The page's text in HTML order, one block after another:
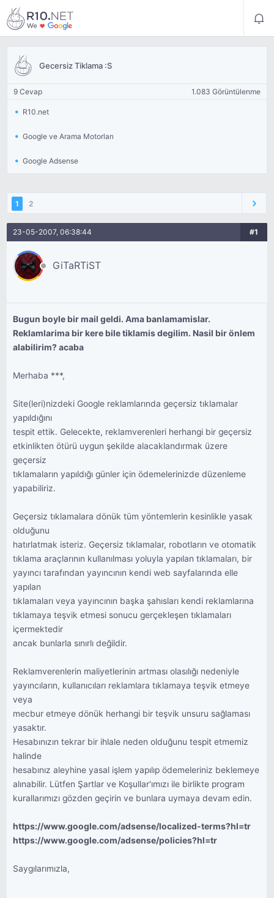
Gecersiz Tiklama :S
9 Cevap 1.083 Görüntülenme
R10.net
Google ve Arama Motorları
Google Adsense
1 2
23-05-2007, 06:38:44 #1
GiTaRTiST
Bugun boyle bir mail geldi. Ama banlamamislar.
Reklamlarima bir kere bile tiklamis degilim. Nasil bir önlem
alabilirim? acaba
Merhaba ***,
Site(leri)nizdeki Google reklamlarında geçersiz tıklamalar
yapıldığını
tespit ettik. Gelecekte, reklamverenleri herhangi bir geçersiz
etkinlikten ötürü uygun şekilde alacaklandırmak üzere
geçersiz
tıklamaların yapıldığı günler için ödemelerinizde düzenleme
yapabiliriz.
Geçersiz tıklamalara dönük tüm yöntemlerin kesinlikle yasak
olduğunu
hatırlatmak isteriz. Geçersiz tıklamalar, robotların ve otomatik
tıklama araçlarının kullanılması yoluyla yapılan tıklamaları, bir
yayıncı tarafından yayıncının kendi web sayfalarında elle
yapılan
tıklamaları veya yayıncının başka şahısları kendi reklamlarına
tıklamaya teşvik etmesi sonucu gerçekleşen tıklamaları
içermektedir
ancak bunlarla sınırlı değildir.
Reklamverenlerin maliyetlerinin artması olasılığı nedeniyle
yayıncıların, kullanıcıları reklamlara tıklamaya teşvik etmeye
veya
mecbur etmeye dönük herhangi bir teşvik unsuru sağlaması
yasaktır.
Hesabınızın tekrar bir ihlale neden olduğunu tespit etmemiz
halinde
hesabınız aleyhine yasal işlem yapılıp ödemeleriniz beklemeye
alınabilir. Lütfen Şartlar ve Koşullar'ımızı ile birlikte program
kurallarımızı gözden geçirin ve bunlara uymaya devam edin.
https://www.google.com/adsense/localized-terms?hl=tr
https://www.google.com/adsense/policies?hl=tr
Saygılarımızla,